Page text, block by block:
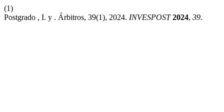
(1)
Postgrado , I. y . Árbitros, 39(1), 2024. INVESPOST 2024, 39.